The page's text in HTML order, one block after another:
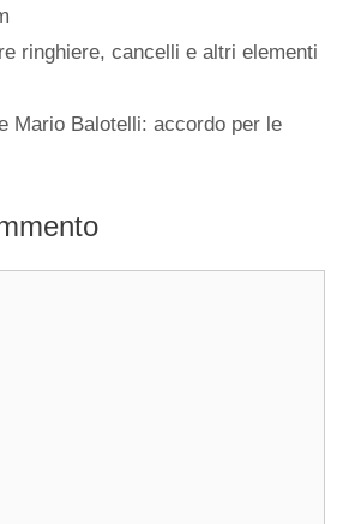
ringhiere, cancelli e altri elementi
Mario Balotelli: accordo per le